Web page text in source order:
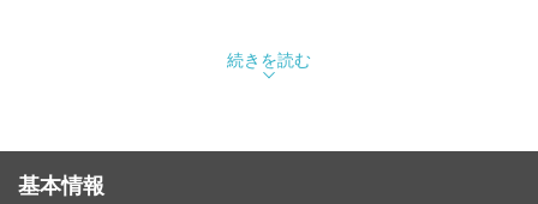
◆もも唐揚げが食べ放題！宴会コース
大人気の「もも唐揚げ」を食べ放題で楽しめるコースをご
120分飲み放題付で3,000円！びっくりプライスでご提供！
続きを読む
基本情報